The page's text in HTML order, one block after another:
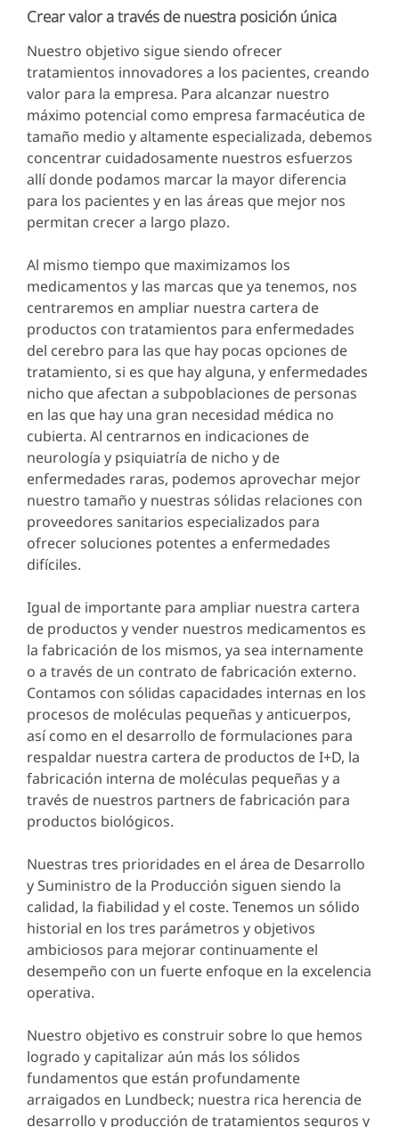
Crear valor a través de nuestra posición única
Nuestro objetivo sigue siendo ofrecer
tratamientos innovadores a los pacientes, creando
valor para la empresa. Para alcanzar nuestro
máximo potencial como empresa farmacéutica de
tamaño medio y altamente especializada, debemos
concentrar cuidadosamente nuestros esfuerzos
allí donde podamos marcar la mayor diferencia
para los pacientes y en las áreas que mejor nos
permitan crecer a largo plazo.
Al mismo tiempo que maximizamos los
medicamentos y las marcas que ya tenemos, nos
centraremos en ampliar nuestra cartera de
productos con tratamientos para enfermedades
del cerebro para las que hay pocas opciones de
tratamiento, si es que hay alguna, y enfermedades
nicho que afectan a subpoblaciones de personas
en las que hay una gran necesidad médica no
cubierta. Al centrarnos en indicaciones de
neurología y psiquiatría de nicho y de
enfermedades raras, podemos aprovechar mejor
nuestro tamaño y nuestras sólidas relaciones con
proveedores sanitarios especializados para
ofrecer soluciones potentes a enfermedades
difíciles.
Igual de importante para ampliar nuestra cartera
de productos y vender nuestros medicamentos es
la fabricación de los mismos, ya sea internamente
o a través de un contrato de fabricación externo.
Contamos con sólidas capacidades internas en los
procesos de moléculas pequeñas y anticuerpos,
así como en el desarrollo de formulaciones para
respaldar nuestra cartera de productos de I+D, la
fabricación interna de moléculas pequeñas y a
través de nuestros partners de fabricación para
productos biológicos.
Nuestras tres prioridades en el área de Desarrollo
y Suministro de la Producción siguen siendo la
calidad, la fiabilidad y el coste. Tenemos un sólido
historial en los tres parámetros y objetivos
ambiciosos para mejorar continuamente el
desempeño con un fuerte enfoque en la excelencia
operativa.
Nuestro objetivo es construir sobre lo que hemos
logrado y capitalizar aún más los sólidos
fundamentos que están profundamente
arraigados en Lundbeck; nuestra rica herencia de
desarrollo y producción de tratamientos seguros y